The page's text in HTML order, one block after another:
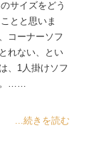
サイズをどう
とと思いま
コーナーソフ
れない、とい
、1人掛けソフ
。……
...続きを読む